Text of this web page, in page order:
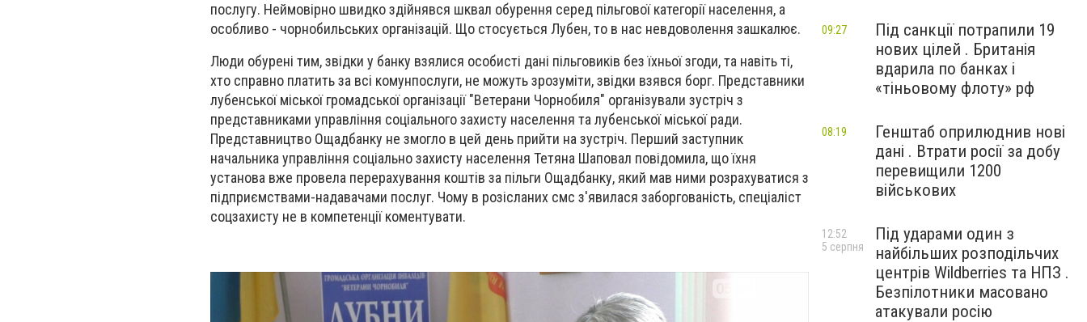
послугу. Неймовірно швидко здійнявся шквал обурення серед пільгової категорії населення, а
особливо - чорнобильських організацій. Що стосується Лубен, то в нас невдоволення зашкалює.
Люди обурені тим, звідки у банку взялися особисті дані пільговиків без їхньої згоди, та навіть ті,
хто справно платить за всі комунпослуги, не можуть зрозуміти, звідки взявся борг. Представники
лубенської міської громадської організації "Ветерани Чорнобиля" організували зустріч з
представниками управління соціального захисту населення та лубенської міської ради.
Представництво Ощадбанку не змогло в цей день прийти на зустріч. Перший заступник
начальника управління соціально захисту населення Тетяна Шаповал повідомила, що їхня
установа вже провела перерахування коштів за пільги Ощадбанку, який мав ними розрахуватися з
підприємствами-надавачами послуг. Чому в розісланих смс з'явилася заборгованість, спеціаліст
соцзахисту не в компетенції коментувати.
Під санкції потрапили 19
нових цілей . Британія
вдарила по банках і
«тіньовому флоту» рф
09:27
Генштаб оприлюднив нові
дані . Втрати росії за добу
перевищили 1200
військових
08:19
Під ударами один з
найбільших розподільчих
центрів Wildberries та НПЗ .
Безпілотники масовано
атакували росію
12:52
5 серпня